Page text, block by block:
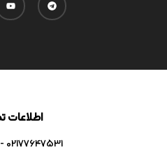
اطلاعات
02177647531 - داخلی ۱۰۲